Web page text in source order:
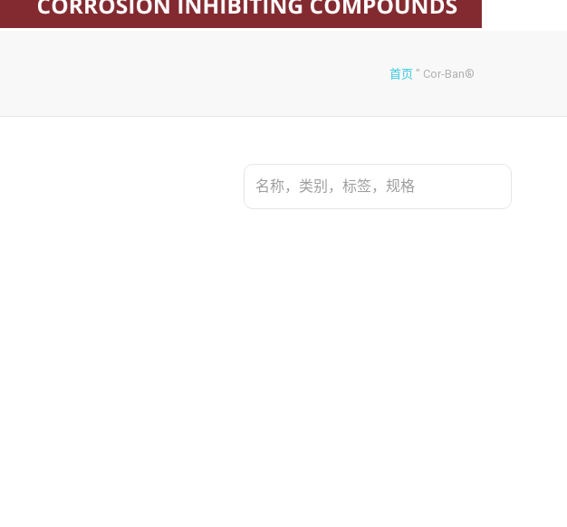
首页 " Cor-Ban®
搜
索：